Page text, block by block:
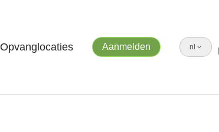
Opvanglocaties Aanmelden nl